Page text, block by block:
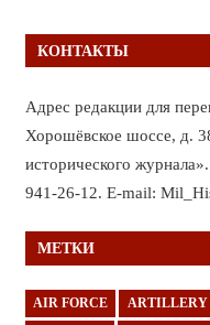
КОНТАКТЫ
Адрес редакции для
Хорошёвское шоссе, д.
исторического
941-26-12. E-mail:
МЕТКИ
AIR FORCE ARTILLERY